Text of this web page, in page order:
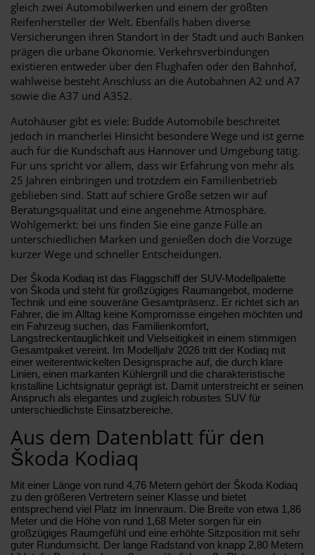
gleich zwei Automobilwerken und einem der größten
Reifenhersteller der Welt. Ebenfalls haben diverse
Versicherungen ihren Standort in der Stadt und auch Banken
prägen die urbane Ökonomie. Verkehrsverbindungen
existieren entweder über den Flughafen oder den Bahnhof,
wahlweise besteht Anschluss an die Autobahnen A2 und A7
sowie die A37 und A352.
Autohäuser gibt es viele: Budde Automobile beschreitet
jedoch in mancherlei Hinsicht besondere Wege und ist gerne
auch für die Kundschaft aus Hannover und Umgebung tätig.
Für uns spricht vor allem, dass wir Erfahrung von mehr als
25 Jahren einbringen und trotzdem ein Familienbetrieb
geblieben sind. Statt auf schiere Größe setzen wir auf
Beratungsqualität und eine angenehme Atmosphäre.
Wohlgemerkt: bei uns finden Sie eine ganze Fülle an
unterschiedlichen Marken und genießen doch die Vorzüge
kurzer Wege und schneller Entscheidungen.
Der Škoda Kodiaq ist das Flaggschiff der SUV-Modellpalette
von Škoda und steht für großzügiges Raumangebot, moderne
Technik und eine souveräne Gesamtpräsenz. Er richtet sich an
Fahrer, die im Alltag keine Kompromisse eingehen möchten und
ein Fahrzeug suchen, das Familienkomfort,
Langstreckentauglichkeit und Vielseitigkeit in einem stimmigen
Gesamtpaket vereint. Im Modelljahr 2026 tritt der Kodiaq mit
einer weiterentwickelten Designsprache auf, die durch klare
Linien, einen markanten Kühlergrill und die charakteristische
kristalline Lichtsignatur geprägt ist. Damit unterstreicht er seinen
Anspruch als elegantes und zugleich robustes SUV für
unterschiedlichste Einsatzbereiche.
Aus dem Datenblatt für den
Škoda Kodiaq
Mit einer Länge von rund 4,76 Metern gehört der Škoda Kodiaq
zu den größeren Vertretern seiner Klasse und bietet
entsprechend viel Platz im Innenraum. Die Breite von etwa 1,86
Meter und die Höhe von rund 1,68 Meter sorgen für ein
großzügiges Raumgefühl und eine erhöhte Sitzposition mit sehr
guter Rundumsicht. Der lange Radstand von knapp 2,80 Metern